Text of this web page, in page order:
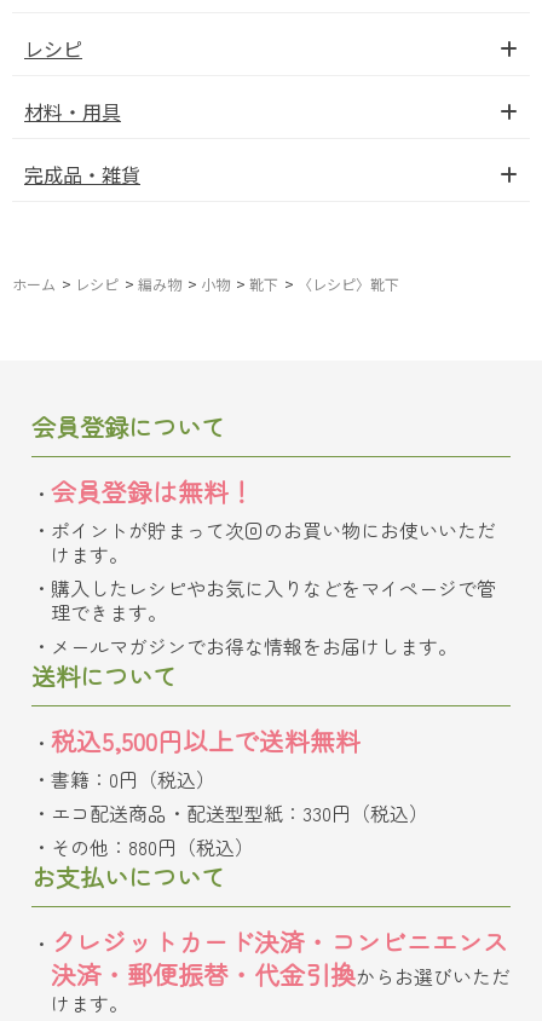
レシピ
材料・用具
完成品・雑貨
ホーム > レシピ > 編み物 > 小物 > 靴下 > 〈レシピ〉靴下
会員登録について
会員登録は無料！
ポイントが貯まって次回のお買い物にお使いいただ
けます。
購入したレシピやお気に入りなどをマイページで管
理できます。
メールマガジンでお得な情報をお届けします。
送料について
税込5,500円以上で送料無料
書籍：0円（税込）
エコ配送商品・配送型型紙：330円（税込）
その他：880円（税込）
お支払いについて
クレジットカード決済・コンビニエンス
決済・郵便振替・代金引換からお選びいただ
けます。